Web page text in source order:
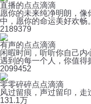
直播的点点滴滴
愿你的未来纯净明朗，像
中，愿你的命运美好欢畅。
2189379
有声的点点滴滴
闲暇时间，听听你自己
遇到的每一个人，你值
2099452
零零碎碎点点滴滴
风过留痕，声过留印，
131.1万